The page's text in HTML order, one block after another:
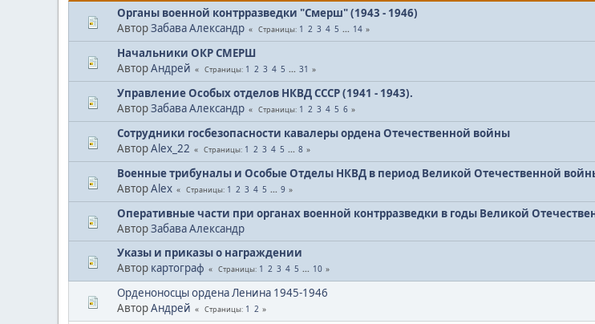
Органы военной контрразведки "Смерш" (1943 - 1946)
АвторЗабава Александр Страницы 1 2 3 4 5 ... 14
Начальники ОКР СМЕРШ
АвторАндрей Страницы 1 2 3 4 5 ... 31
Управление Особых отделов НКВД СССР (1941 - 1943).
АвторЗабава Александр Страницы 1 2 3 4 5 6
Сотрудники госбезопасности кавалеры ордена Отечественной войны
АвторAlex_22 Страницы 1 2 3 4 5 ... 8
Военные трибуналы и Особые Отделы НКВД в период Великой Отечественной
АвторAlex Страницы 1 2 3 4 5 ... 9
Оперативные части при органах военной контрразведки в годы Великой
АвторЗабава Александр
Указы и приказы о награждении
Автор картограф Страницы 1 2 3 4 5 ... 10
Орденоносцы ордена Ленина 1945-1946
АвторАндрей Страницы 1 2